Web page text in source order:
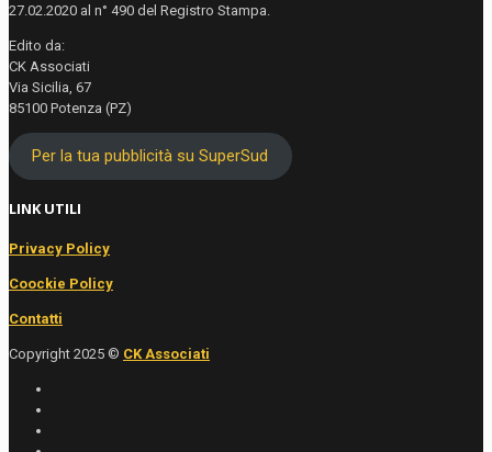
27.02.2020 al n° 490 del Registro Stampa.
Edito da:
CK Associati
Via Sicilia, 67
85100 Potenza (PZ)
Per la tua pubblicità su SuperSud
LINK UTILI
Privacy Policy
Coockie Policy
Contatti
Copyright 2025 © CK Associati